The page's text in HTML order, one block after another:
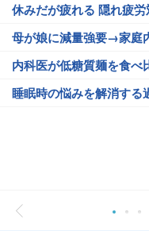
休みだが疲れる 隠れ疲
母が娘に減量強要→家庭
内科医が低糖質麺を食べ
睡眠時の悩みを解消する